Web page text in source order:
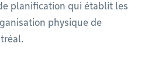
planification qui établit les
physique de